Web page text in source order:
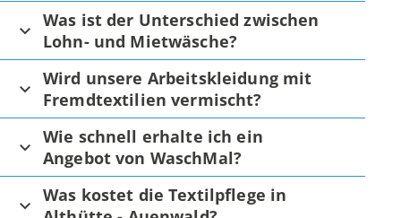
Was ist der Unterschied zwischen
Lohn- und Mietwäsche?
Wird unsere Arbeitskleidung mit
Fremdtextilien vermischt?
Wie schnell erhalte ich ein
Angebot von WaschMal?
Was kostet die Textilpflege in